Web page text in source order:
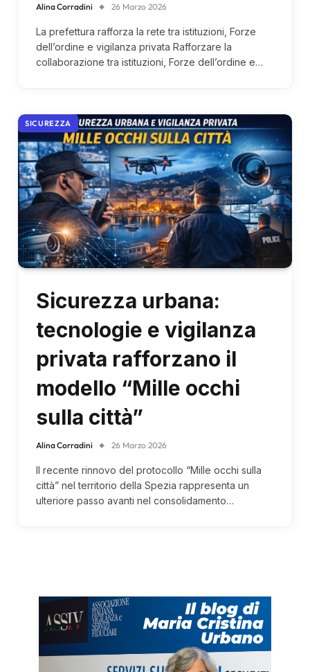
Alina Corradini 26 Marzo 2026
La prefettura rafforza la rete tra istituzioni, Forze
dell’ordine e vigilanza privata Rafforzare la
collaborazione tra istituzioni, Forze dell’ordine e…
SICUREZZA
Sicurezza urbana:
tecnologie e vigilanza
privata rafforzano il
modello “Mille occhi
sulla città”
Alina Corradini 26 Marzo 2026
Il recente rinnovo del protocollo “Mille occhi sulla
città” nel territorio della Spezia rappresenta un
ulteriore passo avanti nel consolidamento…